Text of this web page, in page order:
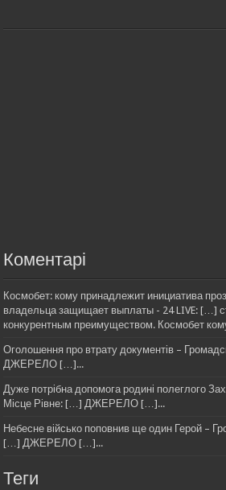
Коментарі
Космобет: кому принадлежит инициатива
владельца защищает выплаты - 24 LIVE: […]
конкурентным преимуществом. Космобет
Оголошення про втрату документів –
ДЖЕРЕЛО […]...
Дуже потрібна допомога родині полеглого
Місце Рівне: […] ДЖЕРЕЛО […]...
Небесне військо поповнив ще один Герой –
[…] ДЖЕРЕЛО […]...
Теги